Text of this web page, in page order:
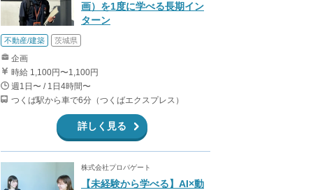
画）を1度に学べる長期イン
ターン
不動産/建築 茨城県
企画
時給 1,100円〜1,100円
週1日〜 / 1日4時間〜
つくば駅から車で6分（つくばエクスプレス）
詳しく見る
株式会社プロパゲート
【未経験から学べる】AI×動